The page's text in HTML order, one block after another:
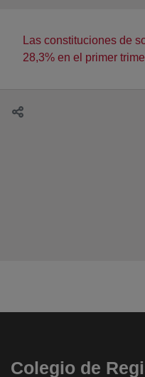
Las constituciones de
28,3% en el primer
Colegio de